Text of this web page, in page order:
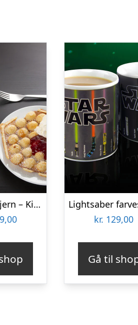
Boblevaffeljern – KitchPro
kr. 129,00
Gå til